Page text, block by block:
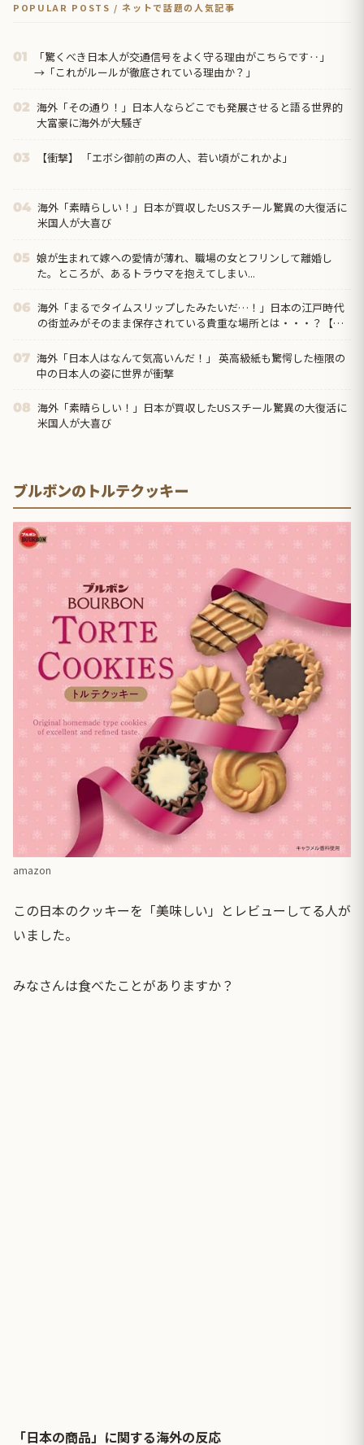
POPULAR POSTS / ネットで話題の人気記事
01
「驚くべき日本人が交通信号をよく守る理由がこちらです‥」
→「これがルールが徹底されている理由か？」
02 海外「その通り！」日本人ならどこでも発展させると語る世界的
大富豪に海外が大騒ぎ
03 【衝撃】 「エボシ御前の声の人、若い頃がこれかよ」
04 海外「素晴らしい！」日本が買収したUSスチール驚異の大復活に
米国人が大喜び
05 娘が生まれて嫁への愛情が薄れ、職場の女とフリンして離婚し
た。ところが、あるトラウマを抱えてしまい...
06 海外「まるでタイムスリップしたみたいだ…！」日本の江戸時代
の街並みがそのまま保存されている貴重な場所とは・・・？【海
07 海外「日本人はなんて気高いんだ！」 英高級紙も驚愕した極限の
中の日本人の姿に世界が衝撃
08 海外「素晴らしい！」日本が買収したUSスチール驚異の大復活に
米国人が大喜び
ブルボンのトルテクッキー
amazon
この日本のクッキーを「美味しい」とレビューしてる人が
いました。
みなさんは食べたことがありますか？
「日本の商品」に関する海外の反応